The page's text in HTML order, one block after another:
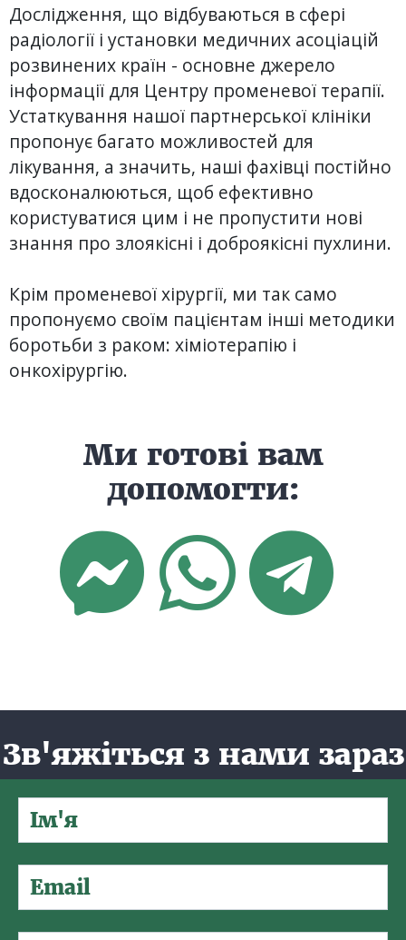
Дослідження, що відбуваються в сфері
радіології і установки медичних асоціацій
розвинених країн - основне джерело
інформації для Центру променевої терапії.
Устаткування нашої партнерської клініки
пропонує багато можливостей для
лікування, а значить, наші фахівці постійно
вдосконалюються, щоб ефективно
користуватися цим і не пропустити нові
знання про злоякісні і доброякісні пухлини.
Крім променевої хірургії, ми так само
пропонуємо своїм пацієнтам інші методики
боротьби з раком: хіміотерапію і
онкохірургію.
Ми готові вам
допомогти:
Зв'яжіться з нами зараз